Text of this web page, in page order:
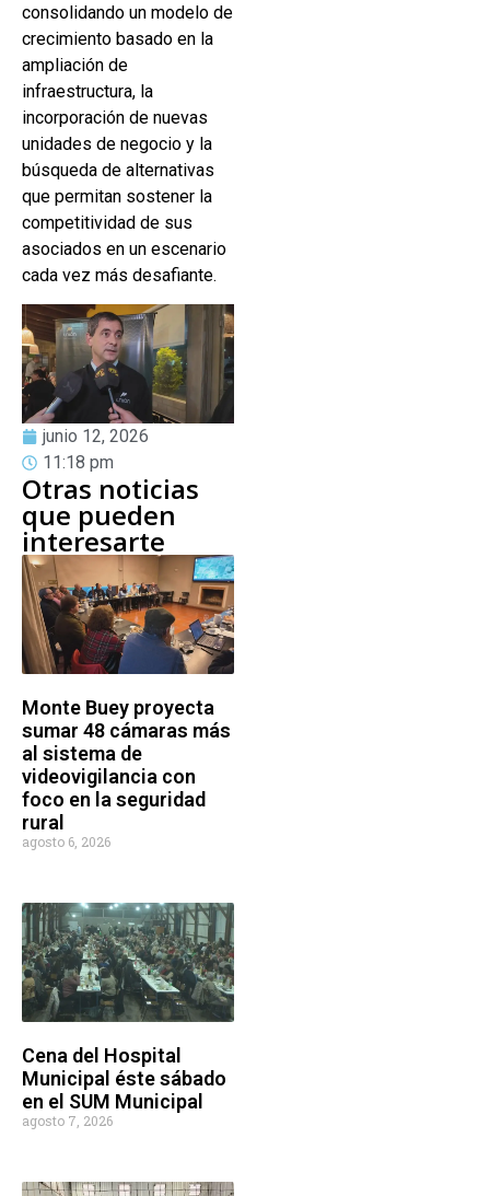
consolidando un modelo de
crecimiento basado en la
ampliación de
infraestructura, la
incorporación de nuevas
unidades de negocio y la
búsqueda de alternativas
que permitan sostener la
competitividad de sus
asociados en un escenario
cada vez más desafiante.
junio 12, 2026
11:18 pm
Otras noticias
que pueden
interesarte
Monte Buey proyecta
sumar 48 cámaras más
al sistema de
videovigilancia con
foco en la seguridad
rural
agosto 6, 2026
Cena del Hospital
Municipal éste sábado
en el SUM Municipal
agosto 7, 2026